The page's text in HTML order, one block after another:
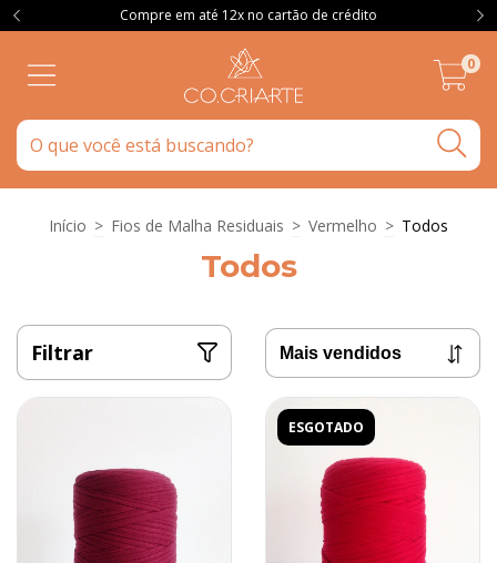
Compre em até 12x no cartão de crédito
0
Início > Fios de Malha Residuais > Vermelho > Todos
Todos
Filtrar
ESGOTADO